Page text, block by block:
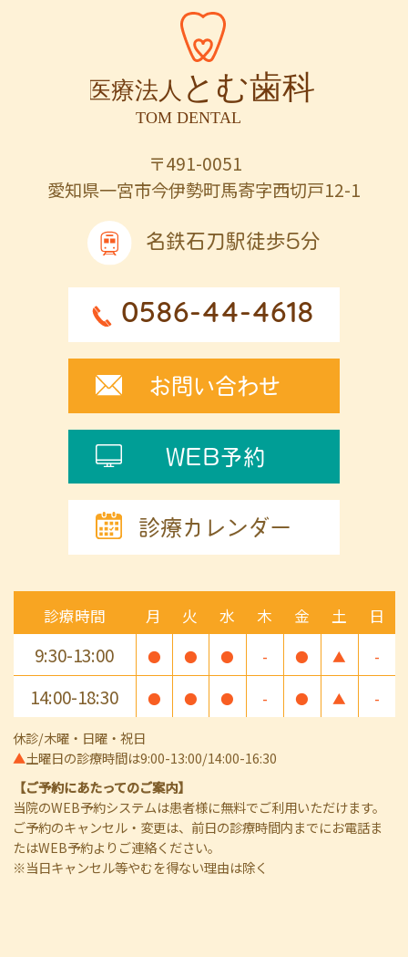
〒491-0051
愛知県一宮市今伊勢町馬寄字西切戸12-1
名鉄石刀駅徒歩5分
0586-44-4618
お問い合わせ
WEB予約
診療カレンダー
診療時間 月 火 水 木 金 土 日
9:30-13:00 ● ● ● - ● ▲ -
14:00-18:30 ● ● ● - ● ▲ -
休診/木曜・日曜・祝日
▲土曜日の診療時間は9:00-13:00/14:00-16:30
【ご予約にあたってのご案内】
当院のWEB予約システムは患者様に無料でご利用いただけます。
ご予約のキャンセル・変更は、前日の診療時間内までにお電話ま
たはWEB予約よりご連絡ください。
※当日キャンセル等やむを得ない理由は除く